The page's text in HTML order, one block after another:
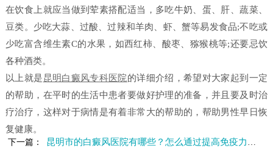
在饮食上就应当做到荤素搭配适当，多吃牛奶、蛋、肝、蔬菜、
豆类。少吃大蒜、过酸、过辣和羊肉、虾、蟹等易发食品;不吃或
少吃富含维生素C的水果，如西红柿、酸枣、猕猴桃等;还要忌饮
各种酒类。
以上就是昆明白癜风专科医院的详细介绍，希望对大家起到一定
的帮助，在平时的生活中患者要做好护理的准备，并且要及时治
疗治疗，这样对于病情是有着非常大的帮助的，帮助男性早日恢
复健康。
下一篇： 昆明市的白癜风医院有哪些？怎么通过提高免疫力来预防白癜风